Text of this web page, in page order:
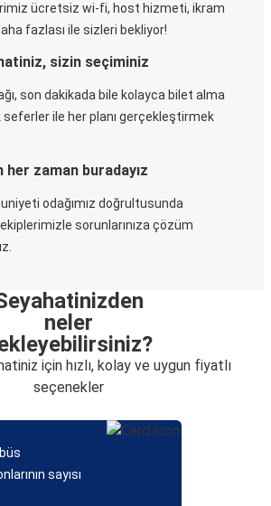
ücretsiz wi-fi, host hizmeti, ikram
fazlası ile sizleri bekliyor!
sizin seçiminiz
son dakikada bile kolayca bilet alma
seferler ile her planı gerçekleştirmek
her zaman buradayız
odağımız doğrultusunda
sorunlarınıza çözüm
neler
için hızlı, kolay ve uygun fiyatlı
seçenekler
sayısı